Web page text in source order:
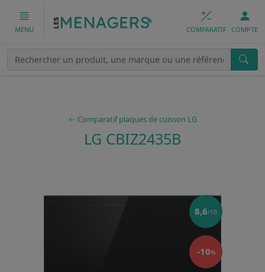
MENU COMPARATIF COMPTE
Comparatif plaques de cuisson LG
LG CBIZ2435B
8,6/10
-10%